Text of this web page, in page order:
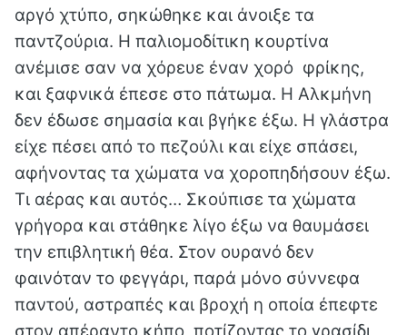
αργό χτύπο, σηκώθηκε και άνοιξε τα
παντζούρια. Η παλιομοδίτικη κουρτίνα
ανέμισε σαν να χόρευε έναν χορό φρίκης,
και ξαφνικά έπεσε στο πάτωμα. Η Αλκμήνη
δεν έδωσε σημασία και βγήκε έξω. Η γλάστρα
είχε πέσει από το πεζούλι και είχε σπάσει,
αφήνοντας τα χώματα να χοροπηδήσουν έξω.
Τι αέρας και αυτός… Σκούπισε τα χώματα
γρήγορα και στάθηκε λίγο έξω να θαυμάσει
την επιβλητική θέα. Στον ουρανό δεν
φαινόταν το φεγγάρι, παρά μόνο σύννεφα
παντού, αστραπές και βροχή η οποία έπεφτε
στον απέραντο κήπο, ποτίζοντας το γρασίδι